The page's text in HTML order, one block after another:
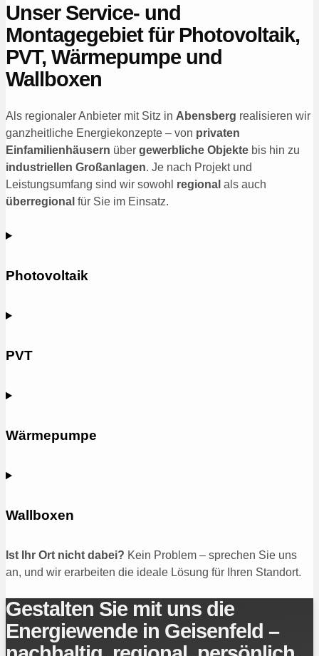
Unser Service- und
Montagegebiet für Photovoltaik,
PVT, Wärmepumpe und
Wallboxen
Als regionaler Anbieter mit Sitz in Abensberg realisieren wir
ganzheitliche Energiekonzepte – von privaten
Einfamilienhäusern über gewerbliche Objekte bis hin zu
industriellen Großanlagen. Je nach Projekt und
Leistungsumfang sind wir sowohl regional als auch
überregional für Sie im Einsatz.
Photovoltaik
PVT
Wärmepumpe
Wallboxen
Ist Ihr Ort nicht dabei? Kein Problem – sprechen Sie uns
an, und wir erarbeiten die ideale Lösung für Ihren Standort.
Gestalten Sie mit uns die
Energiewende in Geisenfeld –